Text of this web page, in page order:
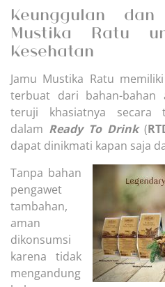
Keunggulan
Mustika Ratu
Kesehatan
Jamu Mustika Ratu
terbuat dari bahan-bahan
teruji khasiatnya secara
dalam Ready To Drink(
dapat dinikmati kapan saja
Tanpa bahan
pengawet
tambahan,
aman
dikonsumsi
karena tidak
mengandung